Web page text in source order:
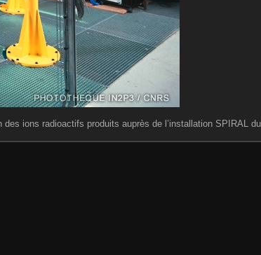
ions radioactifs produits auprès de l’installation SPIRAL du